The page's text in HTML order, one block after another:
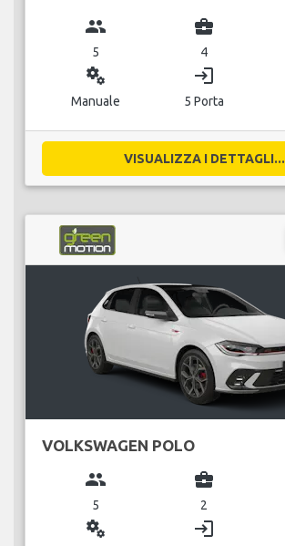
group
5
business_center
4
miscellaneous_services
Manuale
login
5 Porta
VISUALIZZA I DETTAGLI...
VOLKSWAGEN POLO
group
5
business_center
2
miscellaneous_services login